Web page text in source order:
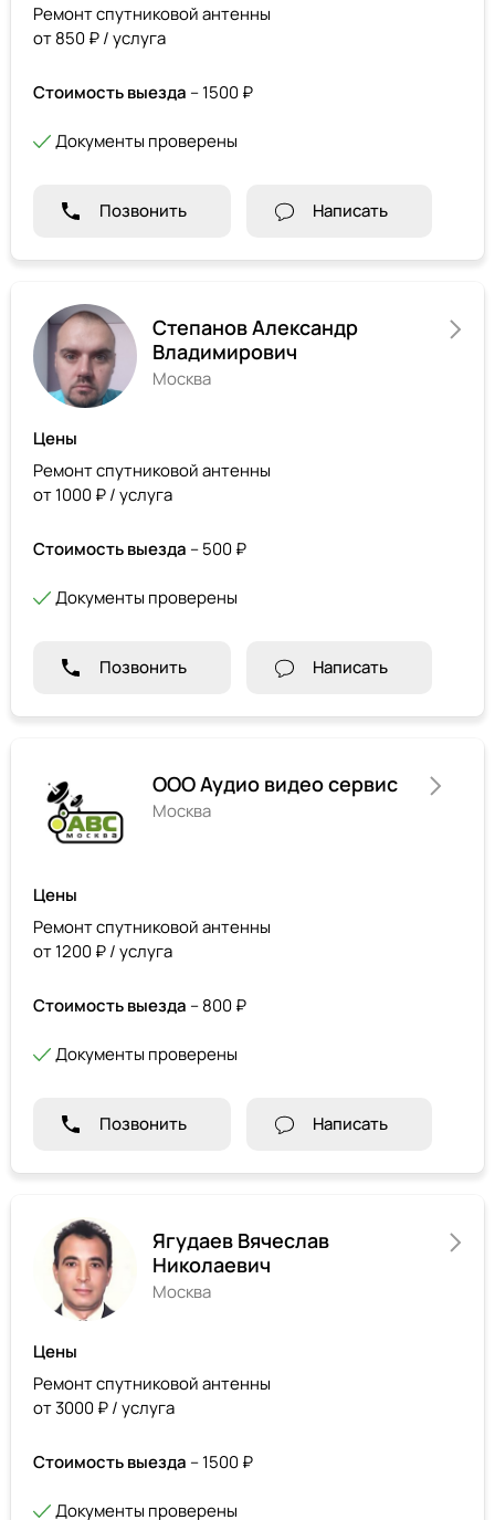
Ремонт спутниковой антенны
от 850 ₽ / услуга
Стоимость выезда – 1500 ₽
Документы проверены
Позвонить Написать
Степанов Александр
Владимирович
Москва
Цены
Ремонт спутниковой антенны
от 1000 ₽ / услуга
Стоимость выезда – 500 ₽
Документы проверены
Позвонить Написать
ООО Аудио видео сервис
Москва
Цены
Ремонт спутниковой антенны
от 1200 ₽ / услуга
Стоимость выезда – 800 ₽
Документы проверены
Позвонить Написать
Ягудаев Вячеслав
Николаевич
Москва
Цены
Ремонт спутниковой антенны
от 3000 ₽ / услуга
Стоимость выезда – 1500 ₽
Документы проверены